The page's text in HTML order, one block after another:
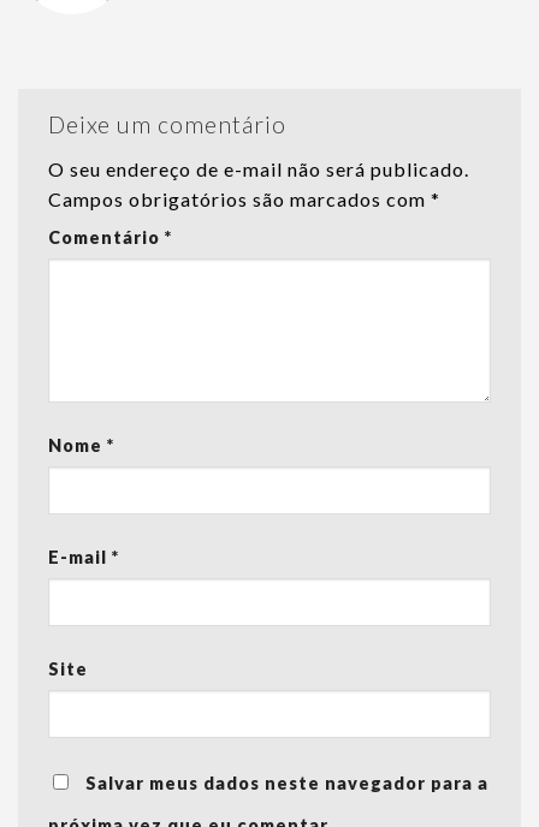
Deixe um comentário
O seu endereço de e-mail não será publicado.
Campos obrigatórios são marcados com *
Comentário *
Nome *
E-mail *
Site
Salvar meus dados neste navegador para a